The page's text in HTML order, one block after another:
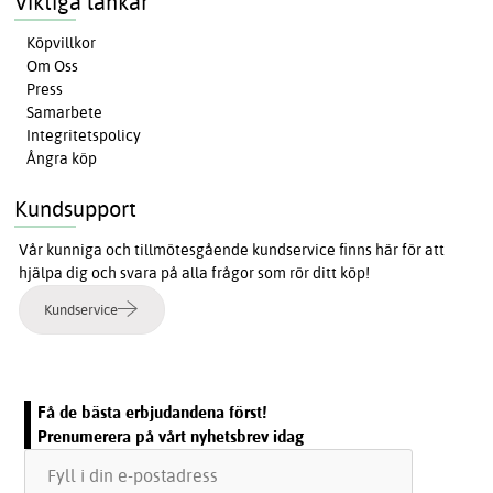
Köpvillkor
Om Oss
Press
Samarbete
Integritetspolicy
Ångra köp
Kundsupport
Vår kunniga och tillmötesgående kundservice finns här för att
hjälpa dig och svara på alla frågor som rör ditt köp!
Kundservice
Få de bästa erbjudandena först!
Prenumerera på vårt nyhetsbrev idag